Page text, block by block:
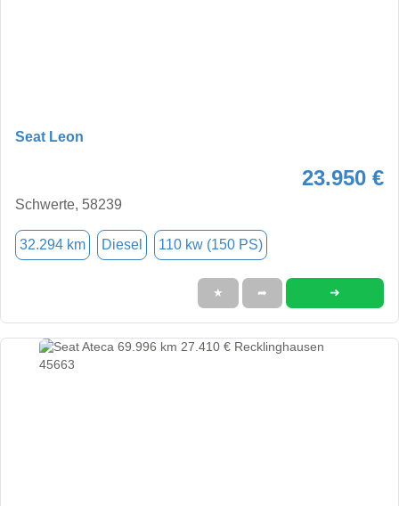
Seat Leon
23.950 €
Schwerte, 58239
32.294 km Diesel 110 kw (150 PS)
★ ➦ ➜